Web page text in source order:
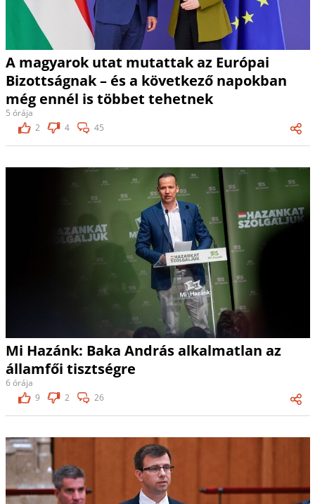
A magyarok utat mutattak az Európai
Bizottságnak – és a következő napokban
még ennél is többet tehetnek
5 órája
2
4 45
Mi Hazánk: Baka András alkalmatlan az
államfői tisztségre
6 órája
9
2 26